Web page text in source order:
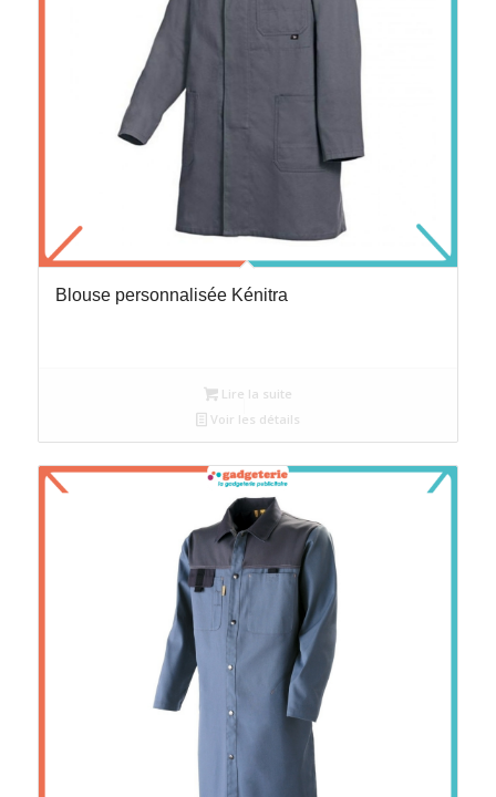
Blouse personnalisée Kénitra
Lire la suite
Voir les détails